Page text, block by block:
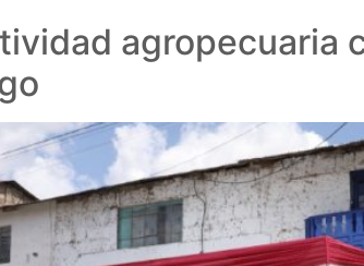
agropecuaria